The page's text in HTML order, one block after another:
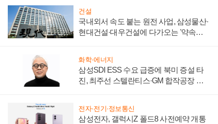
건설
국내외서 속도 붙는 원전 사업, 삼성물산·
현대건설·대우건설에 다가오는 '약속의
화학·에너지
삼성SDI ESS 수요 급증에 북미 증설 타
진, 최주선 스텔란티스·GM 합작공장 건
전자·전기·정보통신
삼성전자, 갤럭시Z 폴드8 사전예약 개통